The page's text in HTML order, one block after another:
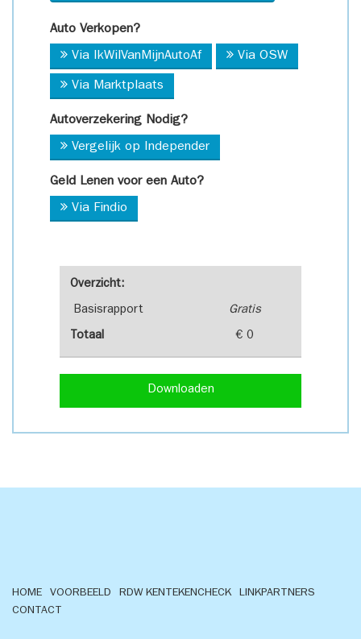
Overzicht:
Basisrapport Gratis
Totaal € 0
Downloaden
Auto Verkopen?
Via IkWilVanMijnAutoAf Via OSW
Via Marktplaats
Autoverzekering Nodig?
Vergelijk op Independer
Geld Lenen voor een Auto?
Via Findio
HOME VOORBEELD RDW KENTEKENCHECK
LINKPARTNERS
CONTACT